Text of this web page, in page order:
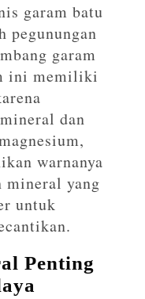
garam batu
pegunungan
garam
ini memiliki
dan
warnanya
mineral yang
untuk
Penting